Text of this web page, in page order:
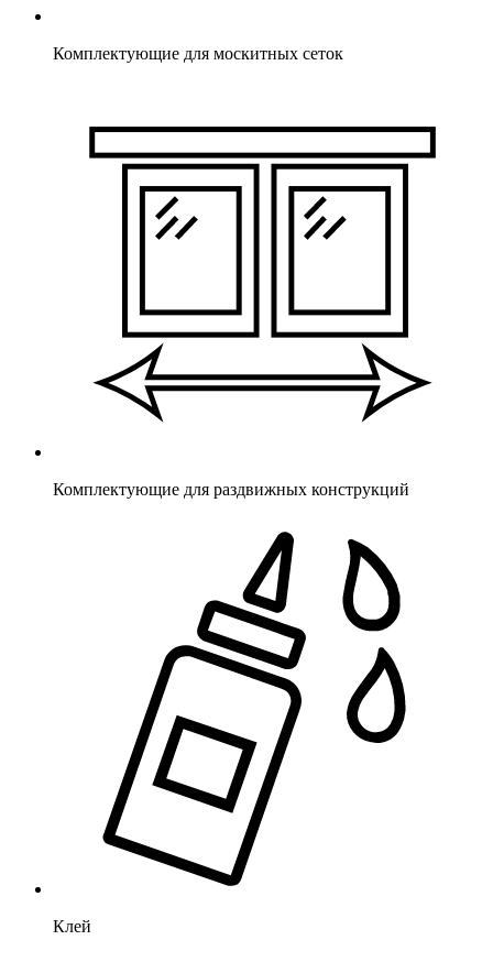
Комплектующие для москитных сеток
Комплектующие для раздвижных конструкций
Клей